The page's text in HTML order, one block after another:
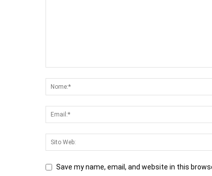
Save my name, email, and website in this